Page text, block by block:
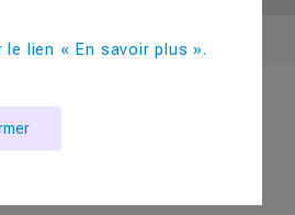
lien « En savoir plus ».